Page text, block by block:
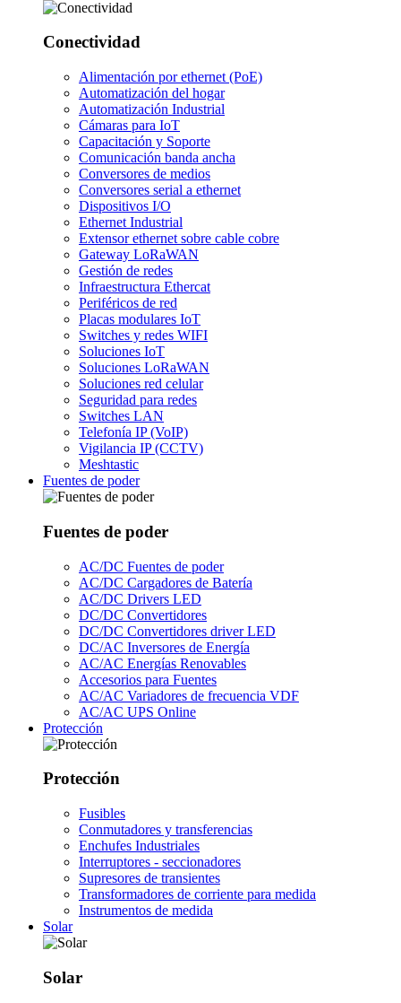
Conectividad
Alimentación por ethernet (PoE)
Automatización del hogar
Automatización Industrial
Cámaras para IoT
Capacitación y Soporte
Comunicación banda ancha
Conversores de medios
Conversores serial a ethernet
Dispositivos I/O
Ethernet Industrial
Extensor ethernet sobre cable cobre
Gateway LoRaWAN
Gestión de redes
Infraestructura Ethercat
Periféricos de red
Placas modulares IoT
Switches y redes WIFI
Soluciones IoT
Soluciones LoRaWAN
Soluciones red celular
Seguridad para redes
Switches LAN
Telefonía IP (VoIP)
Vigilancia IP (CCTV)
Meshtastic
Fuentes de poder
Fuentes de poder
AC/DC Fuentes de poder
AC/DC Cargadores de Batería
AC/DC Drivers LED
DC/DC Convertidores
DC/DC Convertidores driver LED
DC/AC Inversores de Energía
AC/AC Energías Renovables
Accesorios para Fuentes
AC/AC Variadores de frecuencia VDF
AC/AC UPS Online
Protección
Protección
Fusibles
Conmutadores y transferencias
Enchufes Industriales
Interruptores - seccionadores
Supresores de transientes
Transformadores de corriente para medida
Instrumentos de medida
Solar
Solar